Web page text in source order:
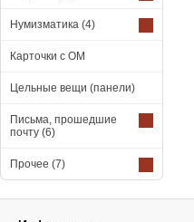
Нумизматика (4)
Карточки с ОМ
Цельные вещи (панели)
Письма, прошедшие
почту (6)
Прочее (7)